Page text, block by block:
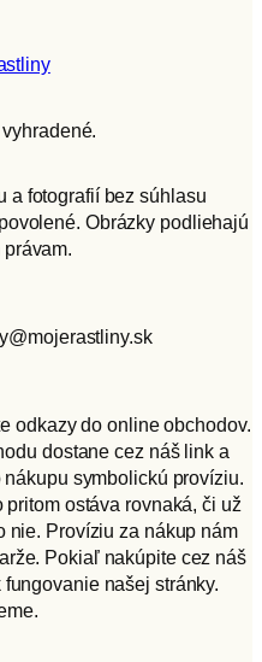
a fotografií bez súhlasu
Obrázky podliehajú
odkazy do online obchodov.
dostane cez náš link a
symbolickú províziu.
ostáva rovnaká, či už
nie. Províziu za nákup nám
Pokiaľ nakúpite cez náš
našej stránky.